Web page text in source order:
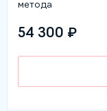
метода
54 300 ₽